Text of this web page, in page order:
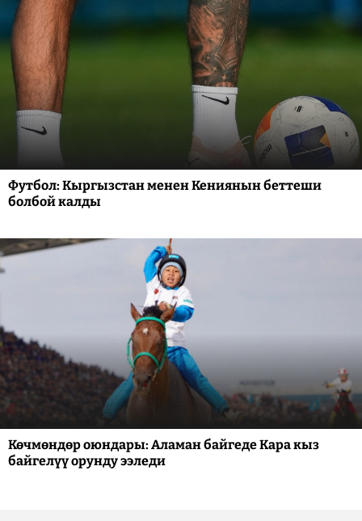
Футбол: Кыргызстан менен Кениянын беттеши
болбой калды
Көчмөндөр оюндары: Аламан байгеде Кара кыз
байгелүү орунду ээледи